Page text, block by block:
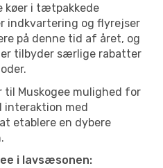
køer i tætpakkede
indkvartering og flyrejser
på denne tid af året, og
tilbyder særlige rabatter
Muskogee mulighed for
interaktion med
etablere en dybere
i lavsæsonen: